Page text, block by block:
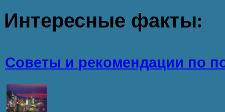
Интересные факты:
Советы и рекомендации по